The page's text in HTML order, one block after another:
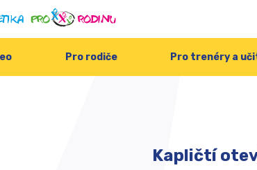
Pro rodiče Pro trenéry a
Kapličtí